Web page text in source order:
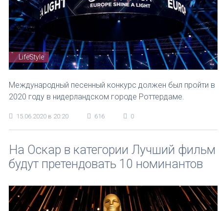
LifeStyle
Международный песенный конкурс должен был пройти в
2020 году в нидерландском городе Роттердаме.
15.06.2020 в 20:20 616 0
На Оскар в категории Лучший фильм
будут претендовать 10 номинантов